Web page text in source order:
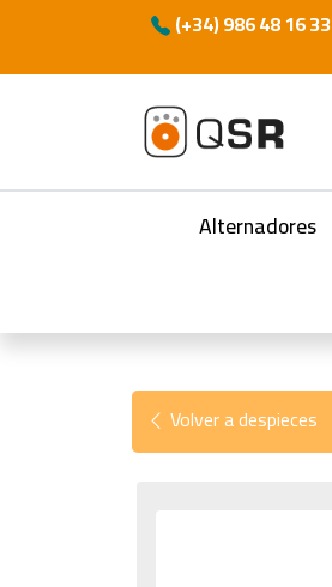
(+34) 986 48 16 33
Alternadores
Volver a despieces